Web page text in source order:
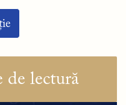
de lectură